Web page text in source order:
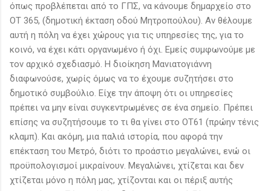
όπως προβλέπεται από το ΓΠΣ, να κάνουμε δημαρχείο στο
ΟΤ 365, (δημοτική έκταση οδού Μητροπούλου). Αν θέλουμε
αυτή η πόλη να έχει χώρους για τις υπηρεσίες της, για το
κοινό, να έχει κάτι οργανωμένο ή όχι. Εμείς συμφωνούμε με
τον αρχικό σχεδιασμό. Η διοίκηση Μανιατογιάννη
διαφωνούσε, χωρίς όμως να το έχουμε συζητήσει στο
δημοτικό συμβούλιο. Είχε την άποψη ότι οι υπηρεσίες
πρέπει να μην είναι συγκεντρωμένες σε ένα σημείο. Πρέπει
επίσης να συζητήσουμε το τι θα γίνει στο ΟΤ61 (πρώην τένις
κλαμπ). Και ακόμη, μια παλιά ιστορία, που αφορά την
επέκταση του Μετρό, διότι το προάστιο μεγαλώνει, ενώ οι
προϋπολογισμοί μικραίνουν. Μεγαλώνει, χτίζεται και δεν
χτίζεται μόνο η πόλη μας, χτίζονται και οι πέριξ αυτής